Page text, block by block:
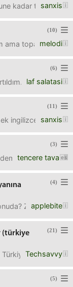
sanxis
kadar toplam
(10)
melodi
ama toparlamaya
(6)
laf salatasi
iade
(11)
sanxis
ingilizce nasıl
(3)
tencere tava
(4)
applebite
Ziyaret
(21)
(türkiye
Techsavvy
(5)